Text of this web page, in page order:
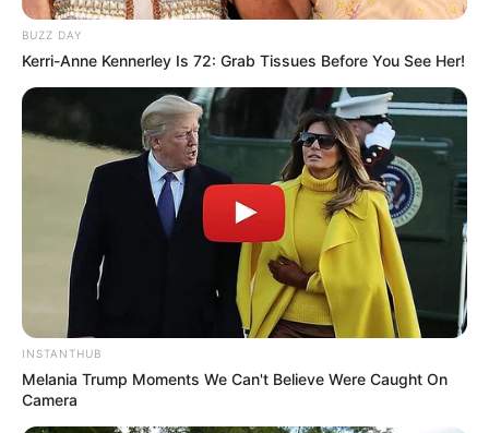
BUZZ DAY
Kerri-Anne Kennerley Is 72: Grab Tissues Before You See Her!
INSTANTHUB
Melania Trump Moments We Can't Believe Were Caught On
Camera